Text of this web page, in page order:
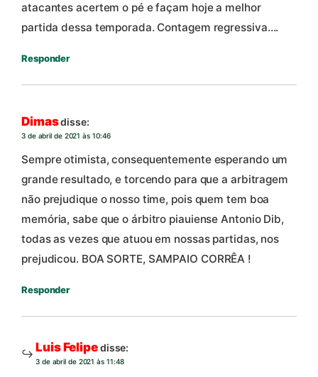
atacantes acertem o pé e façam hoje a melhor
partida dessa temporada. Contagem regressiva….
Responder
Dimasdisse:
3 de abril de 2021 às 10:46
Sempre otimista, consequentemente esperando um
grande resultado, e torcendo para que a arbitragem
não prejudique o nosso time, pois quem tem boa
memória, sabe que o árbitro piauiense Antonio Dib,
todas as vezes que atuou em nossas partidas, nos
prejudicou. BOA SORTE, SAMPAIO CORRÊA !
Responder
Luis Felipedisse:
3 de abril de 2021 às 11:48